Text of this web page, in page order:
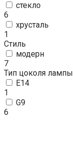
стекло
6
хрусталь
1
Стиль
модерн
7
Тип цоколя лампы
E14
1
G9
6